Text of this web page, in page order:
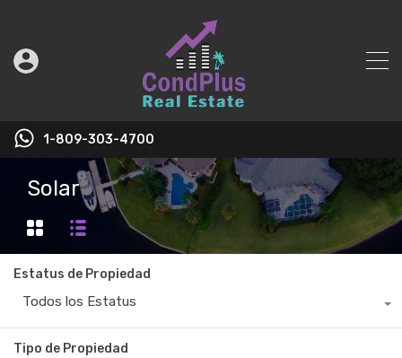
1-809-303-4700
Solar
Estatus de Propiedad
Todos los Estatus
Tipo de Propiedad